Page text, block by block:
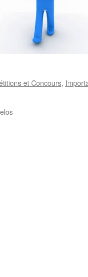
et Concours,